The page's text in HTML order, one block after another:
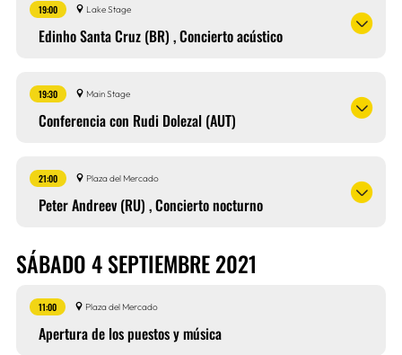
19:00 Lake Stage
Edinho Santa Cruz (BR) , Concierto acústico
19:30 Main Stage
Conferencia con Rudi Dolezal (AUT)
21:00 Plaza del Mercado
Peter Andreev (RU) , Concierto nocturno
SÁBADO 4 SEPTIEMBRE 2021
11:00 Plaza del Mercado
Apertura de los puestos y música